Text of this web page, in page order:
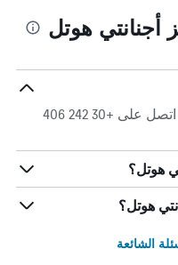
أجنانتي هوتل
للأسئلة المتعلقة بالفندق أو إقامتك ، اتصل على +30 242 406
هوتل؟
هوتل؟
الشائعة